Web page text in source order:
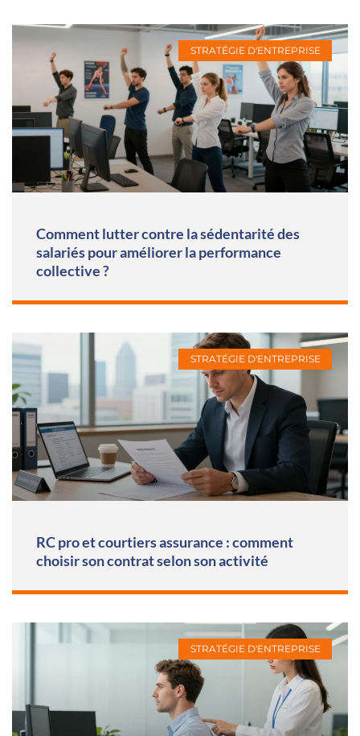
STRATÉGIE D'ENTREPRISE
Comment lutter contre la sédentarité des
salariés pour améliorer la performance
collective ?
STRATÉGIE D'ENTREPRISE
RC pro et courtiers assurance : comment
choisir son contrat selon son activité
STRATÉGIE D'ENTREPRISE